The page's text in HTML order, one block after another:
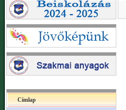
Címlap